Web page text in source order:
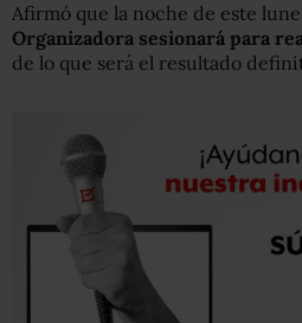
Afirmó que la noche de este
Organizadora sesionará para
de lo que será el resultado